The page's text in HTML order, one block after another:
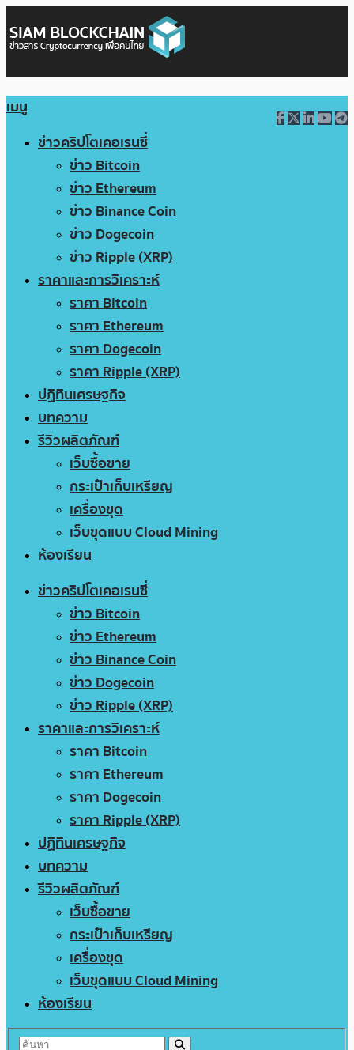
เมนู
ข่าวคริปโตเคอเรนซี่
ข่าว Bitcoin
ข่าว Ethereum
ข่าว Binance Coin
ข่าว Dogecoin
ข่าว Ripple (XRP)
ราคาและการวิเคราะห์
ราคา Bitcoin
ราคา Ethereum
ราคา Dogecoin
ราคา Ripple (XRP)
ปฏิทินเศรษฐกิจ
บทความ
รีวิวผลิตภัณฑ์
เว็บซื้อขาย
กระเป๋าเก็บเหรียญ
เครื่องขุด
เว็บขุดแบบ Cloud Mining
ห้องเรียน
ข่าวคริปโตเคอเรนซี่
ข่าว Bitcoin
ข่าว Ethereum
ข่าว Binance Coin
ข่าว Dogecoin
ข่าว Ripple (XRP)
ราคาและการวิเคราะห์
ราคา Bitcoin
ราคา Ethereum
ราคา Dogecoin
ราคา Ripple (XRP)
ปฏิทินเศรษฐกิจ
บทความ
รีวิวผลิตภัณฑ์
เว็บซื้อขาย
กระเป๋าเก็บเหรียญ
เครื่องขุด
เว็บขุดแบบ Cloud Mining
ห้องเรียน